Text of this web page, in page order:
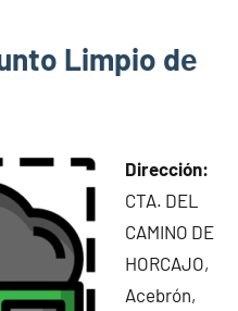
Limpio dе
Dirección:
CTA. DEL
CAMINO DE
HORCAJO,
Acebrón,